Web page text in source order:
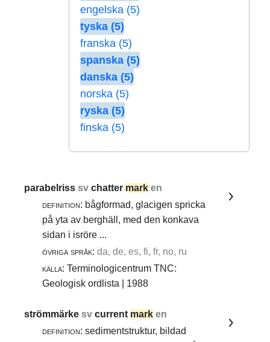
engelska (5)
tyska (5)
franska (5)
spanska (5)
danska (5)
norska (5)
ryska (5)
finska (5)
parabelrisssvchatter mark en
definition: bågformad, glacigen spricka
på yta av berghäll, med den konkava
sidan i isröre ...
övriga språk: da, de, es, fi, fr, no, ru
källa: Terminologicentrum TNC:
Geologisk ordlista | 1988
strömmärkesvcurrent mark en
definition: sedimentstruktur, bildad